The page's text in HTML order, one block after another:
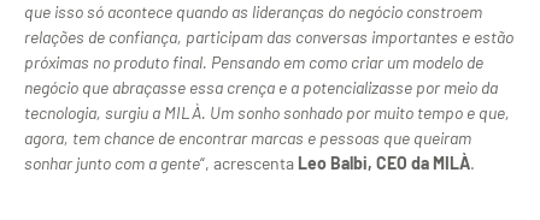
que isso só acontece quando as lideranças do negócio constroem
relações de confiança, participam das conversas importantes e estão
próximas no produto final. Pensando em como criar um modelo de
negócio que abraçasse essa crença e a potencializasse por meio da
tecnologia, surgiu a MILÀ. Um sonho sonhado por muito tempo e que,
agora, tem chance de encontrar marcas e pessoas que queiram
sonhar junto com a gente“, acrescenta Leo Balbi, CEO da MILÀ.